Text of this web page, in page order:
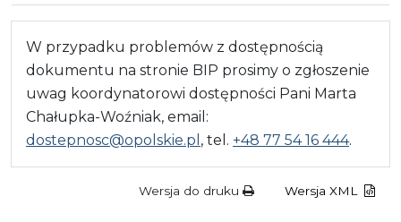
W przypadku problemów z dostępnością
dokumentu na stronie BIP prosimy o zgłoszenie
uwag koordynatorowi dostępności Pani Marta
Chałupka-Woźniak, email:
dostepnosc@opolskie.pl , tel. +48 77 54 16 444.
Wersja do druku Wersja XML